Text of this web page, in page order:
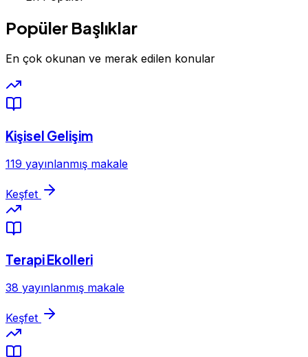
Popüler Başlıklar
En çok okunan ve merak edilen konular
Kişisel Gelişim
119 yayınlanmış makale
Keşfet
Terapi Ekolleri
38 yayınlanmış makale
Keşfet